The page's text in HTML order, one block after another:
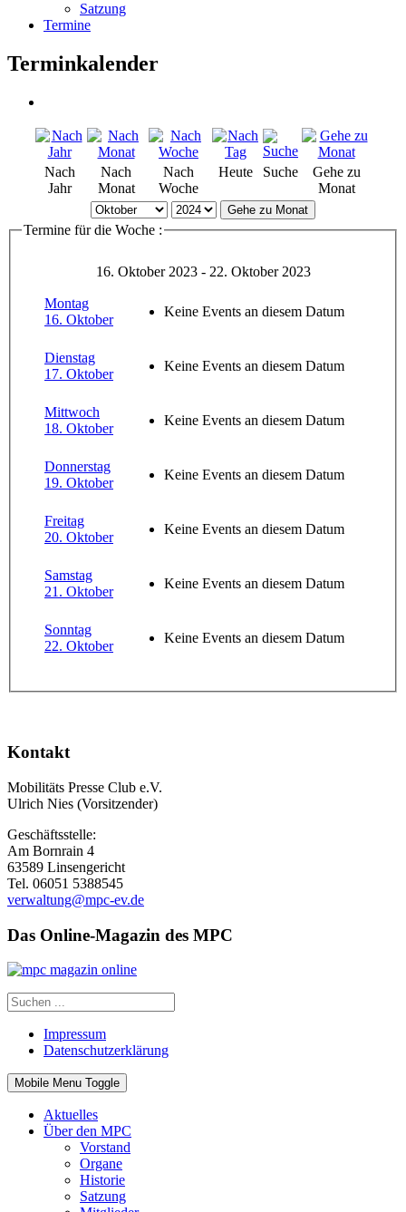
Satzung
Termine
Terminkalender
Nach
Jahr
Nach
Monat
Nach
Woche
Heute Suche
Gehe zu
Monat
Gehe zu Monat
Termine für die Woche :
16. Oktober 2023 - 22. Oktober 2023
Montag
16. Oktober
Keine Events an diesem Datum
Dienstag
17. Oktober
Keine Events an diesem Datum
Mittwoch
18. Oktober
Keine Events an diesem Datum
Donnerstag
19. Oktober
Keine Events an diesem Datum
Freitag
20. Oktober
Keine Events an diesem Datum
Samstag
21. Oktober
Keine Events an diesem Datum
Sonntag
22. Oktober
Keine Events an diesem Datum
Kontakt
Mobilitäts Presse Club e.V.
Ulrich Nies (Vorsitzender)
Geschäftsstelle:
Am Bornrain 4
63589 Linsengericht
Tel. 06051 5388545
verwaltung@mpc-ev.de
Das Online-Magazin des MPC
Impressum
Datenschutzerklärung
Mobile Menu Toggle
Aktuelles
Über den MPC
Vorstand
Organe
Historie
Satzung